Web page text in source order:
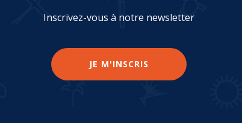
Inscrivez-vous à notre newsletter
JE M'INSCRIS